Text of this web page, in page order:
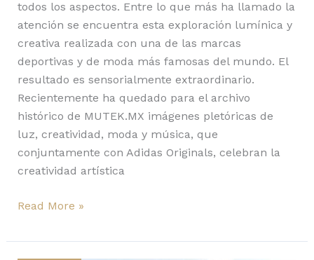
todos los aspectos. Entre lo que más ha llamado la
atención se encuentra esta exploración lumínica y
creativa realizada con una de las marcas
deportivas y de moda más famosas del mundo. El
resultado es sensorialmente extraordinario.
Recientemente ha quedado para el archivo
histórico de MUTEK.MX imágenes pletóricas de
luz, creatividad, moda y música, que
conjuntamente con Adidas Originals, celebran la
creatividad artística
Read More »